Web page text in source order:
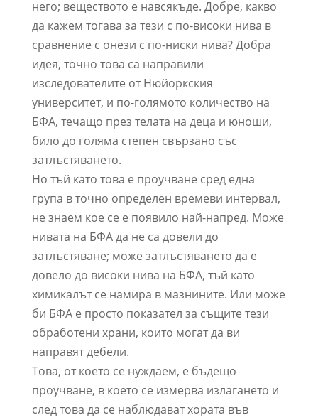
него; веществото е навсякъде. Добре, какво
да кажем тогава за тези с по-високи нива в
сравнение с онези с по-ниски нива? Добра
идея, точно това са направили
изследователите от Нюйоркския
университет, и по-голямото количество на
БФА, течащо през телата на деца и юноши,
било до голяма степен свързано със
затлъстяването.
Но тъй като това е проучване сред една
група в точно определен времеви интервал,
не знаем кое се е появило най-напред. Може
нивата на БФА да не са довели до
затлъстяване; може затлъстяването да е
довело до високи нива на БФА, тъй като
химикалът се намира в мазнините. Или може
би БФА е просто показател за същите тези
обработени храни, които могат да ви
направят дебели.
Това, от което се нуждаем, е бъдещо
проучване, в което се измерва излагането и
след това да се наблюдават хората във